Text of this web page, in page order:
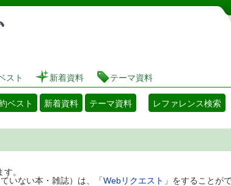
港区立図書館 蔵書検索・予約システム
スト 新着資料 テーマ資料
ベスト 新着資料 テーマ資料 レファレンス検索
。
いない本・雑誌）は、「Webリクエスト 」をすることが